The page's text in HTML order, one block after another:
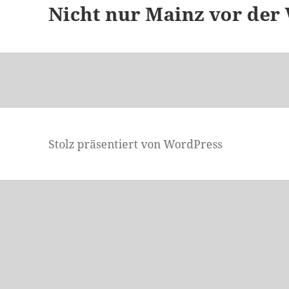
Nächster
Nicht nur Mainz vor der
Stolz präsentiert von WordPress